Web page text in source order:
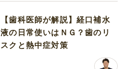
【歯科医師が解説】経口補水
液の日常使いはＮＧ？歯のリ
スクと熱中症対策